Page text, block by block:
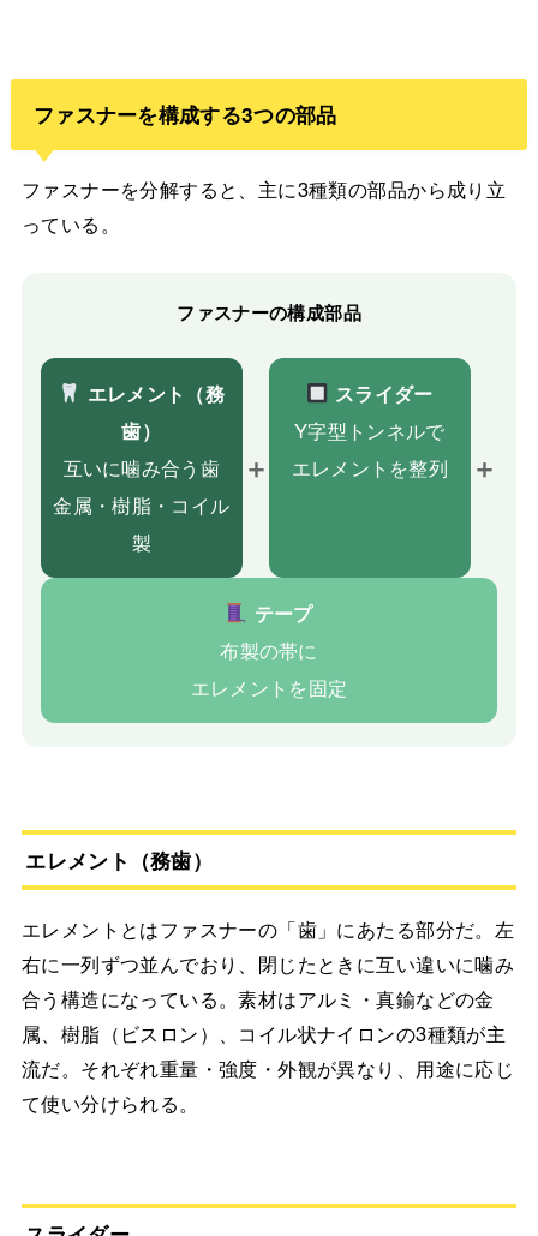
ファスナーを構成する3つの部品
ファスナーを分解すると、主に3種類の部品から成り立
っている。
ファスナーの構成部品
エレメント（務
歯）
互いに噛み合う歯
金属・樹脂・コイル
製
＋
スライダー
Y字型トンネルで
エレメントを整列
＋
テープ
布製の帯に
エレメントを固定
エレメント（務歯）
エレメントとはファスナーの「歯」にあたる部分だ。左
右に一列ずつ並んでおり、閉じたときに互い違いに噛み
合う構造になっている。素材はアルミ・真鍮などの金
属、樹脂（ビスロン）、コイル状ナイロンの3種類が主
流だ。それぞれ重量・強度・外観が異なり、用途に応じ
て使い分けられる。